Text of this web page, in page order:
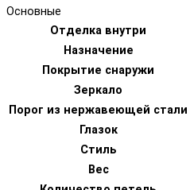
Основные
Отделка внутри
Назначение
Покрытие снаружи
Зеркало
Порог из нержавеющей стали
Глазок
Стиль
Вес